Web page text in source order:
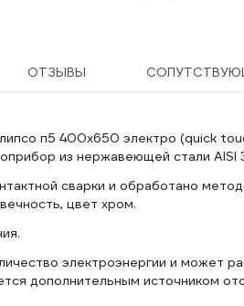
ОТЗЫВЫ
п5 400x650 электро (quick
из нержавеющей стали AISI
сварки и обработано
цвет хром.
электроэнергии и может
дополнительным источником